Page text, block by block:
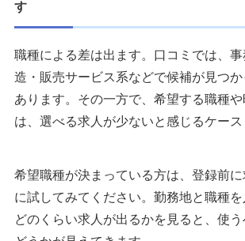
す
職種による差は出ます。口コミでは、
造・販売サービス系などで候補が見つ
あります。その一方で、希望する職種
は、選べる求人が少ないと感じるケース
希望職種が決まっている方は、登録前
に試してみてください。勤務地と職種を
どのくらい求人が出るかを見ると、使